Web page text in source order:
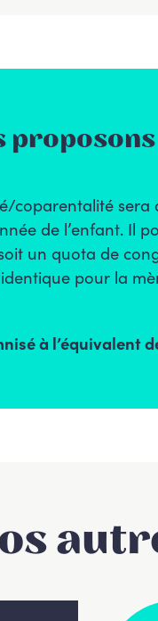
proposons
coparentalité
de l’enfant. Il
un quota de
pour la
à l’équivalent